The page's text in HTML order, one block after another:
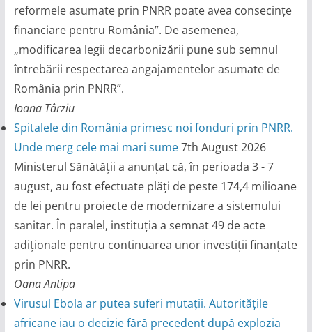
reformele asumate prin PNRR poate avea consecințe
financiare pentru România”. De asemenea,
„modificarea legii decarbonizării pune sub semnul
întrebării respectarea angajamentelor asumate de
România prin PNRR”.
Ioana Târziu
Spitalele din România primesc noi fonduri prin PNRR.
Unde merg cele mai mari sume7th August 2026
Ministerul Sănătății a anunțat că, în perioada 3 - 7
august, au fost efectuate plăți de peste 174,4 milioane
de lei pentru proiecte de modernizare a sistemului
sanitar. În paralel, instituția a semnat 49 de acte
adiționale pentru continuarea unor investiții finanțate
prin PNRR.
Oana Antipa
Virusul Ebola ar putea suferi mutații. Autoritățile
africane iau o decizie fără precedent după explozia